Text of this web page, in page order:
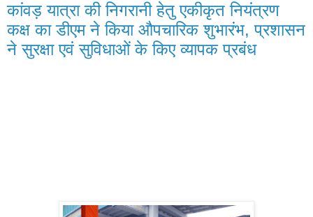
कांवड़ यात्रा की निगरानी हेतु एकीकृत नियंत्रण
कक्ष का डीएम ने किया औपचारिक शुभारंभ, प्रशासन
ने सुरक्षा एवं सुविधाओं के किए व्यापक प्रबंध